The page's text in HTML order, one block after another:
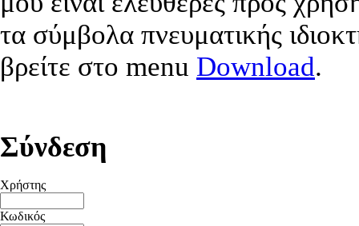
τα σύμβολα πνευματικής
βρείτε στο menu Download.
Σύνδεση
Χρήστης
Κωδικός